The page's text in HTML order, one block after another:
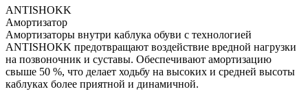
ANTISHOKK
Амортизатор
Амортизаторы внутри каблука обуви с технологией
ANTISHOKK предотвращают воздействие вредной нагрузки
на позвоночник и суставы. Обеспечивают амортизацию
свыше 50 %, что делает ходьбу на высоких и средней высоты
каблуках более приятной и динамичной.